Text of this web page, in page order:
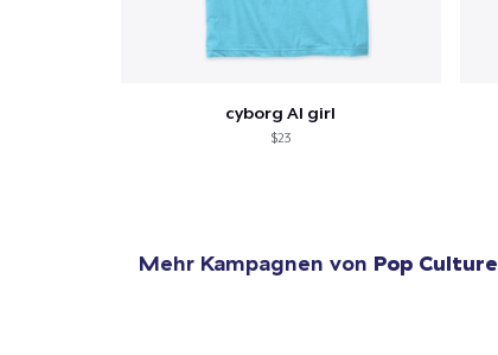
cyborg AI girl
$23
Mehr Kampagnen von Pop Culture